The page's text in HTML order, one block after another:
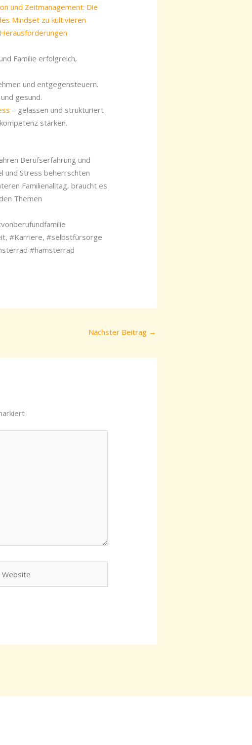
und Zeitmanagement: Die
Mindset zu kultivieren
Familie erfolgreich,
und entgegensteuern.
gesund.
– gelassen und strukturiert
stärken.
Berufserfahrung und
und Stress beherrschten
Familienalltag, braucht es
Themen
#Karriere, #selbstfürsorge
#hamsterrad
Nächster Beitrag →